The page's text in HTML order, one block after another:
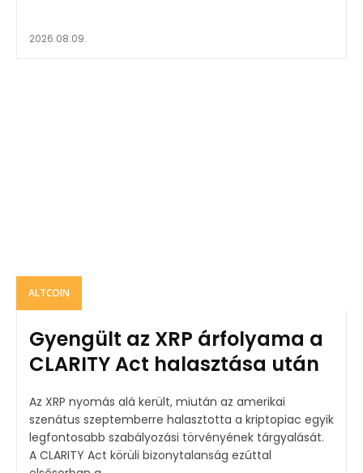
2026.08.09.
ALTCOIN
Gyengült az XRP árfolyama a
CLARITY Act halasztása után
Az XRP nyomás alá került, miután az amerikai
szenátus szeptemberre halasztotta a kriptopiac egyik
legfontosabb szabályozási törvényének tárgyalását.
A CLARITY Act körüli bizonytalanság ezúttal